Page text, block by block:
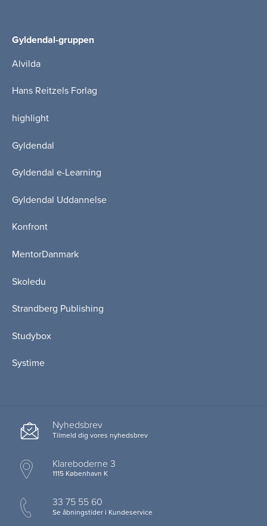
Gyldendal-gruppen
Alvilda
Hans Reitzels Forlag
highlight
Gyldendal
Gyldendal e-Learning
Gyldendal Uddannelse
Konfront
MentorDanmark
Skoledu
Strandberg Publishing
Studybox
Systime
Nyhedsbrev
Tilmeld dig vores nyhedsbrev
Klareboderne 3
1115 København K
33 75 55 60
Se åbningstider i Kundeservice